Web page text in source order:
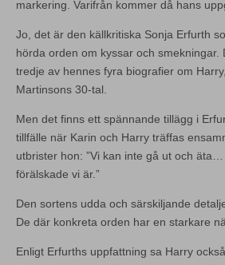
markering. Varifrån kommer då hans
Jo, det är den källkritiska Sonja Erfurth
hörda orden om kyssar och smekningar.
tredje av hennes fyra biografier om
Martinsons 30-tal.
Men det finns ett spännande tillägg i
tillfälle när Karin och Harry träffas
utbrister hon: ”Vi kan inte gå ut och
förälskade vi är.”
Den sortens udda och särskiljande
De där konkreta orden har en starkare
Enligt Erfurths uppfattning sa Harry